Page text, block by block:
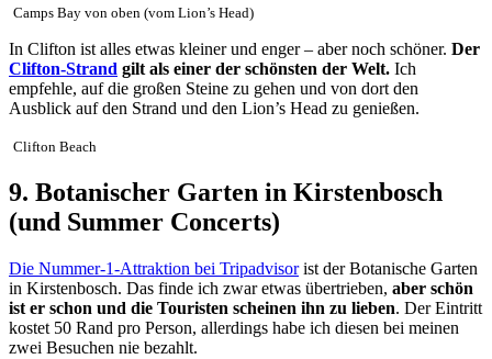
Camps Bay von oben (vom Lion’s Head)
In Clifton ist alles etwas kleiner und enger – aber noch schöner. Der
Clifton-Strand gilt als einer der schönsten der Welt. Ich
empfehle, auf die großen Steine zu gehen und von dort den
Ausblick auf den Strand und den Lion’s Head zu genießen.
Clifton Beach
9. Botanischer Garten in Kirstenbosch
(und Summer Concerts)
Die Nummer-1-Attraktion bei Tripadvisorist der Botanische Garten
in Kirstenbosch. Das finde ich zwar etwas übertrieben, aber schön
ist er schon und die Touristen scheinen ihn zu lieben. Der Eintritt
kostet 50 Rand pro Person, allerdings habe ich diesen bei meinen
zwei Besuchen nie bezahlt.